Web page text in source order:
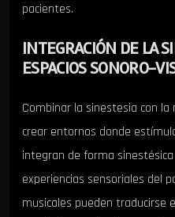
pacientes.
INTEGRACIÓN DE LA
ESPACIOS SONORO-
Combinar la sinestesia con
crear entornos donde
integran de forma
experiencias sensoriales del
musicales pueden traducirse